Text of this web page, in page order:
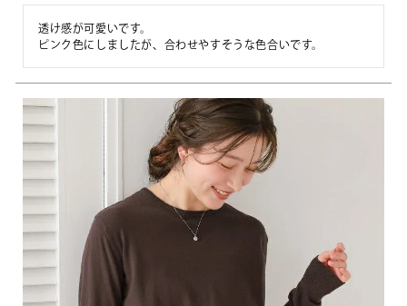
透け感が可愛いです。
ピンク色にしましたが、合わせやすそうな色合いです。